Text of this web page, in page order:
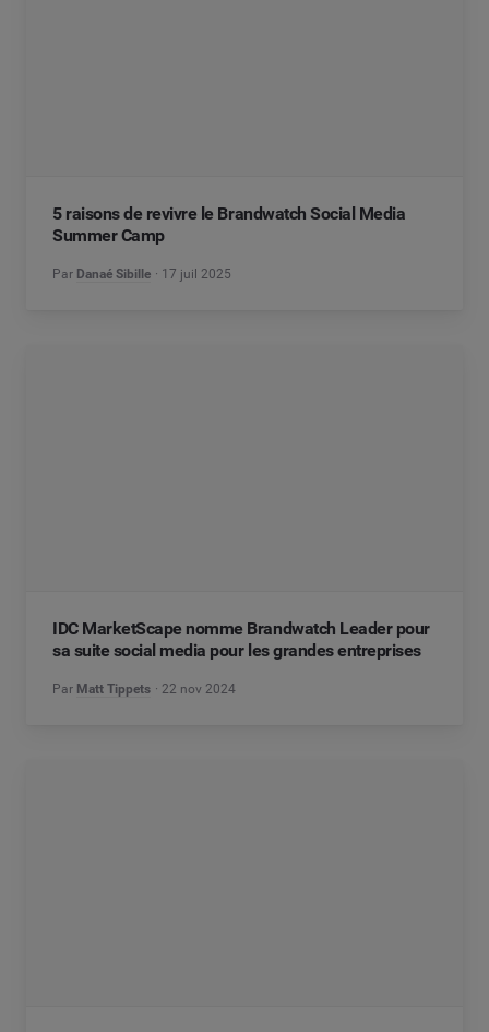
5 raisons de revivre le Brandwatch Social Media
Summer Camp
Par Danaé Sibille 17 juil 2025
IDC MarketScape nomme Brandwatch Leader pour
sa suite social media pour les grandes entreprises
Par Matt Tippets 22 nov 2024